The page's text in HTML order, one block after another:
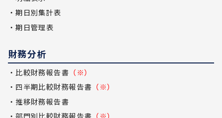
・期日別集計表
・期日管理表
財務分析
・比較財務報告書 （※）
・四半期比較財務報告書 （※）
・推移財務報告書
・部門別比較財務報告書 （※）